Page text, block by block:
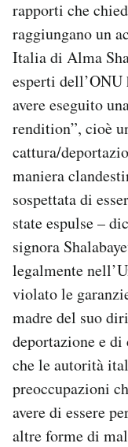
rapporti che
raggiungano un
Italia di Alma
esperti dell’ONU
avere eseguito
rendition”, cioè
cattura/
maniera
sospettata di
state espulse –
signora
legalmente
violato le
madre del suo
deportazione e
che le autorità
preoccupazioni
avere di essere
altre forme di